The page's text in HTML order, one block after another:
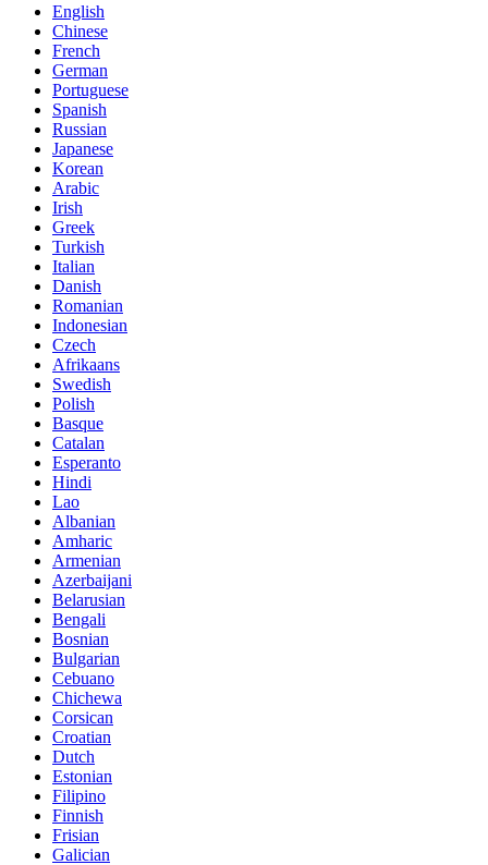
English
Chinese
French
German
Portuguese
Spanish
Russian
Japanese
Korean
Arabic
Irish
Greek
Turkish
Italian
Danish
Romanian
Indonesian
Czech
Afrikaans
Swedish
Polish
Basque
Catalan
Esperanto
Hindi
Lao
Albanian
Amharic
Armenian
Azerbaijani
Belarusian
Bengali
Bosnian
Bulgarian
Cebuano
Chichewa
Corsican
Croatian
Dutch
Estonian
Filipino
Finnish
Frisian
Galician